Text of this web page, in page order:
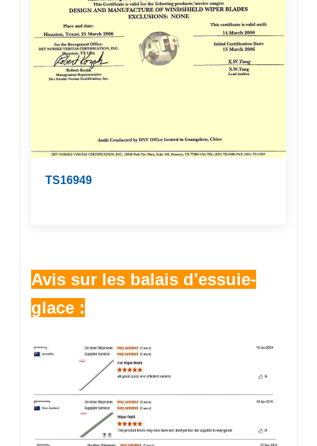
TS16949
Avis sur les balais d'essuie-
glace :